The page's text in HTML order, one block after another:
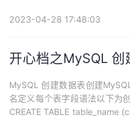
2023-04-28 17:48:03
开心档之MySQL 创
MySQL 创建数据表创建
名定义每个表字段语法以下为
CREATE TABLE table_name